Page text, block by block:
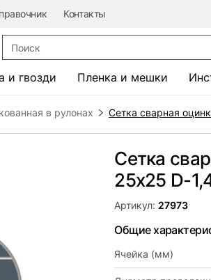
Контакты
и гвозди Пленка и мешки
в рулонах Сетка сварная
Сетка
25х25 D-
Артикул: 27973
Общие
Ячейка (мм)